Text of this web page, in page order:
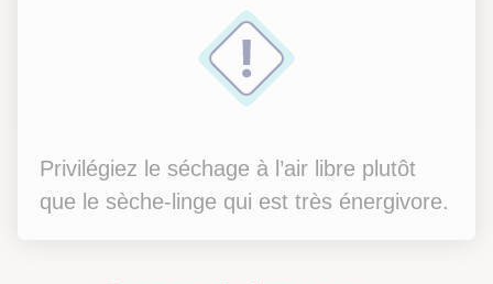
Privilégiez le séchage à l’air libre plutôt
que le sèche-linge qui est très énergivore.